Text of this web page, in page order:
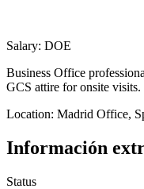
Salary: DOE
Business Office
GCS attire for onsite visits.
Location: Madrid Office,
Información
Status